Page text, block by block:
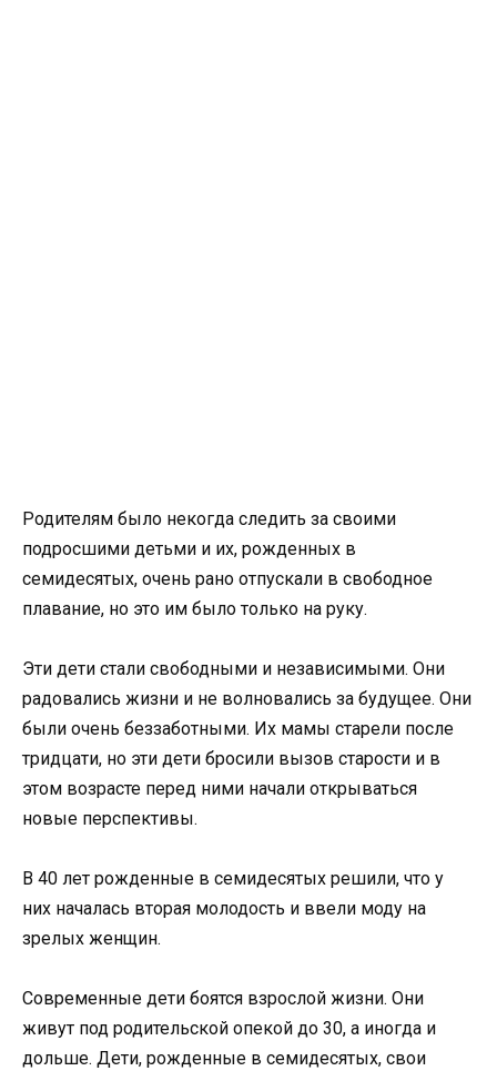
Родителям было некогда следить за своими
подросшими детьми и их, рожденных в
семидесятых, очень рано отпускали в свободное
плавание, но это им было только на руку.
Эти дети стали свободными и независимыми. Они
радовались жизни и не волновались за будущее. Они
были очень беззаботными. Их мамы старели после
тридцати, но эти дети бросили вызов старости и в
этом возрасте перед ними начали открываться
новые перспективы.
В 40 лет рожденные в семидесятых решили, что у
них началась вторая молодость и ввели моду на
зрелых женщин.
Современные дети боятся взрослой жизни. Они
живут под родительской опекой до 30, а иногда и
дольше. Дети, рожденные в семидесятых, свои